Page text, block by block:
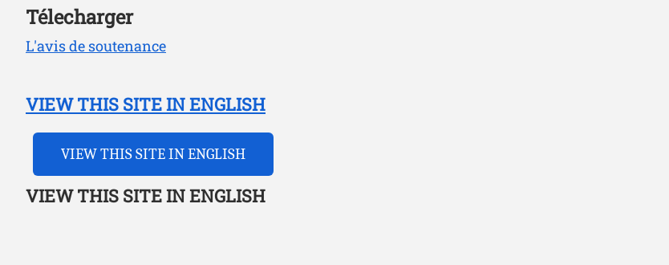
Télecharger
L'avis de soutenance
VIEW THIS SITE IN ENGLISH
VIEW THIS SITE IN ENGLISH
VIEW THIS SITE IN ENGLISH